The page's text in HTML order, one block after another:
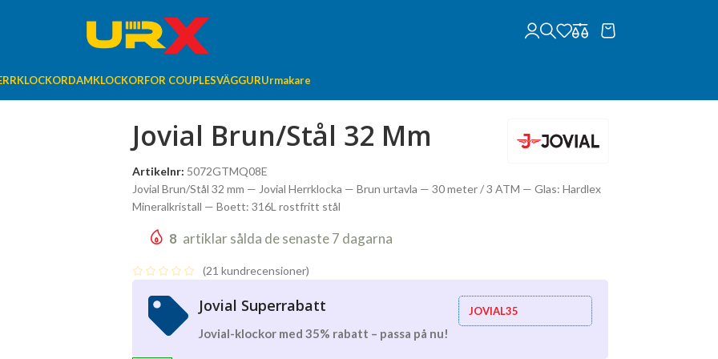
DAMKLOCKORFOR COUPLESVÄGGURUrmakare
Jovial Brun/Stål 32 Mm
Artikelnr: 5072GTMQ08E
Jovial Brun/Stål 32 mm — Jovial Herrklocka — Brun urtavla — 30 meter / 3 ATM — Glas: Hardlex
Mineralkristall — Boett: 316L rostfritt stål
8 artiklar sålda de senaste 7 dagarna
(21 kundrecensioner)
Jovial Superrabatt
Jovial-klockor med 35% rabatt – passa på nu!
JOVIAL35